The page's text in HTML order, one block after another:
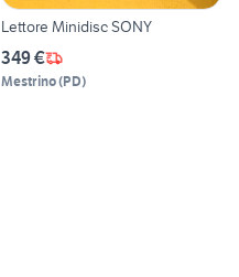
Lettore Minidisc SONY
349 €
Mestrino(PD)